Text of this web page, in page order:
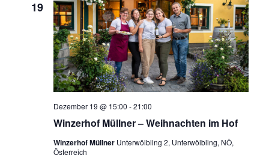
19
Winzerhof Müllner – Weihnachten im Hof
Dezember 19 @ 15:00 -21:00
Winzerhof Müllner Unterwölbling 2, Unterwölbling, NÖ,
Österreich